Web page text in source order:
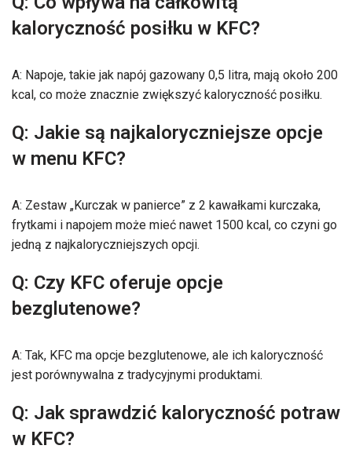
kaloryczność posiłku w KFC?
A: Napoje, takie jak napój gazowany 0,5 litra, mają około 200
kcal, co może znacznie zwiększyć kaloryczność posiłku.
Q: Jakie są najkaloryczniejsze opcje
w menu KFC?
A: Zestaw „Kurczak w panierce” z 2 kawałkami kurczaka,
frytkami i napojem może mieć nawet 1500 kcal, co czyni go
jedną z najkaloryczniejszych opcji.
Q: Czy KFC oferuje opcje
bezglutenowe?
A: Tak, KFC ma opcje bezglutenowe, ale ich kaloryczność
jest porównywalna z tradycyjnymi produktami.
Q: Jak sprawdzić kaloryczność potraw
w KFC?